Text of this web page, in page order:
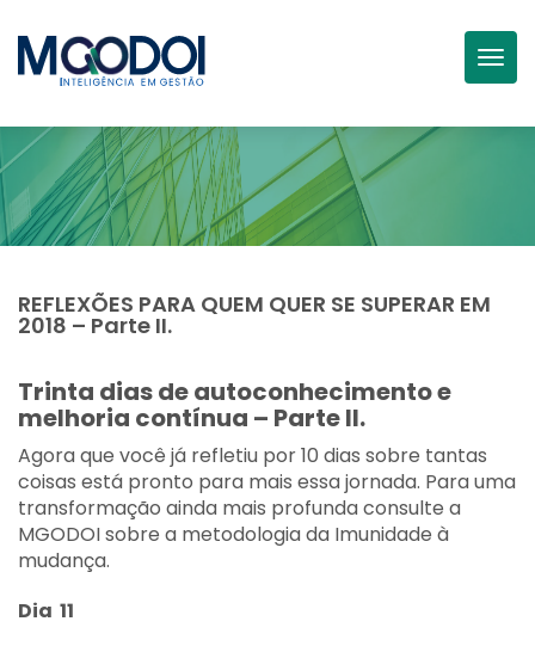
REFLEXÕES PARA QUEM QUER SE SUPERAR EM
2018 – Parte II.
Trinta dias de autoconhecimento e
melhoria contínua – Parte II.
Agora que você já refletiu por 10 dias sobre tantas
coisas está pronto para mais essa jornada. Para uma
transformação ainda mais profunda consulte a
MGODOI sobre a metodologia da Imunidade à
mudança.
Dia 11